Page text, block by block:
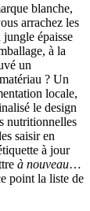
blanche,
arrachez les
épaisse
à la
un
? Un
locale,
le design
nutritionnelles
saisir en
à jour
à nouveau…
point la liste de